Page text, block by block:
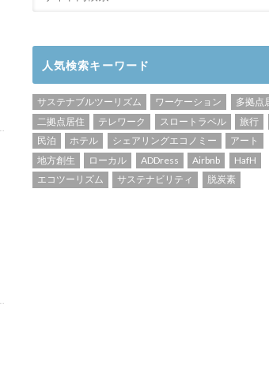
人気検索キーワード
サステナブルツーリズム ワーケーション
多拠点
二拠点居住
テレワーク スロートラベル 旅行
民泊
ホテル シェアリングエコノミー
アート
地方創生
ローカル ADDress Airbnb
HafH
エコツーリズム
サステナビリティ 脱炭素